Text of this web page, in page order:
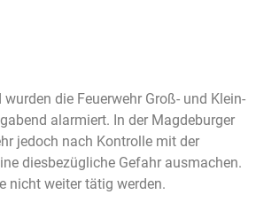
die Feuerwehr Groß- und Klein-
alarmiert. In der Magdeburger
jedoch nach Kontrolle mit der
diesbezügliche Gefahr ausmachen.
nicht weiter tätig werden.